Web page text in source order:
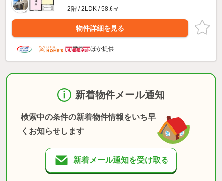
2階 / 2LDK / 58.6㎡
物件詳細を見る
ほか提供
新着物件メール通知
検索中の条件の新着物件情報をいち早
くお知らせします
新着メール通知を受け取る